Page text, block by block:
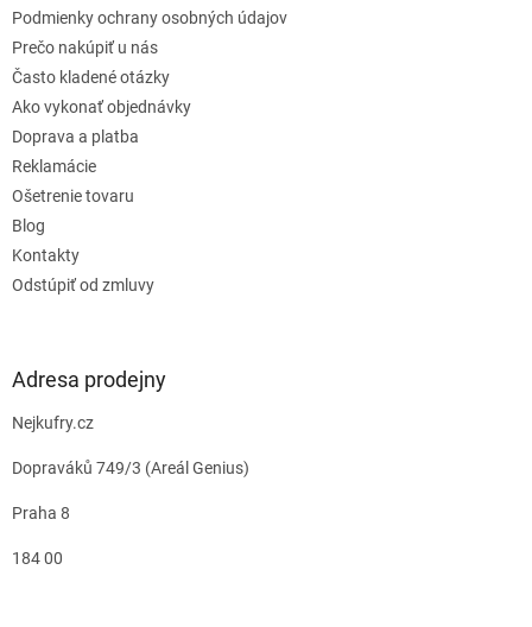
Podmienky ochrany osobných údajov
Prečo nakúpiť u nás
Často kladené otázky
Ako vykonať objednávky
Doprava a platba
Reklamácie
Ošetrenie tovaru
Blog
Kontakty
Odstúpiť od zmluvy
Adresa prodejny
Nejkufry.cz
Dopraváků 749/3 (Areál Genius)
Praha 8
184 00